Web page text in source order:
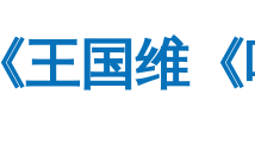
王国维